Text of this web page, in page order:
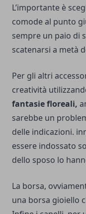
L’importante è
comode al punto
sempre un paio di
scatenarsi a metà
Per gli altri
creatività
fantasie floreali,
sarebbe un
delle indicazioni.
essere indossato
dello sposo lo
La borsa,
una borsa gioiello